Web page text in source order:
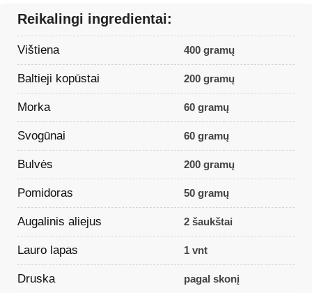
Reikalingi ingredientai:
Vištiena 400 gramų
Baltieji kopūstai 200 gramų
Morka 60 gramų
Svogūnai 60 gramų
Bulvės 200 gramų
Pomidoras 50 gramų
Augalinis aliejus 2 šaukštai
Lauro lapas 1 vnt
Druska pagal skonį